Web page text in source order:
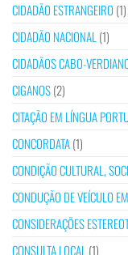
CIDADÃO ESTRANGEIRO (1)
CIDADÃO NACIONAL (1)
CIDADÃOS CABO-
CIGANOS(2)
CITAÇÃO EM LÍNGUA
CONCORDATA(1)
CONDIÇÃO CULTURAL,
CONDUÇÃO DE VEÍCULO
CONSIDERAÇÕES
CONSULTA LOCAL (1)